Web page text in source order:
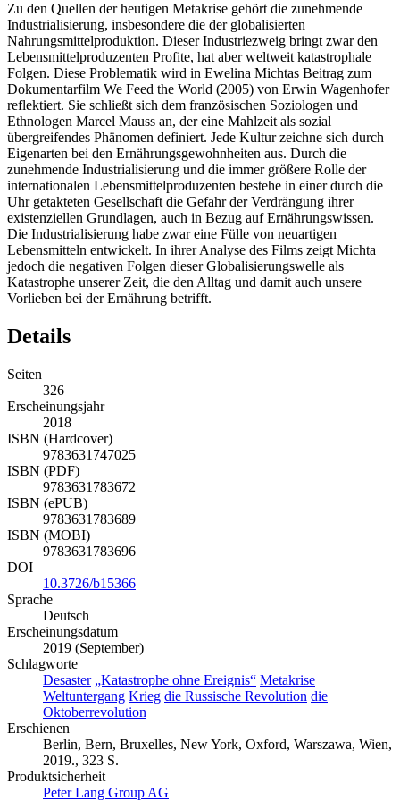
Zu den Quellen der heutigen Metakrise gehört die zunehmende
Industrialisierung, insbesondere die der globalisierten
Nahrungsmittelproduktion. Dieser Industriezweig bringt zwar den
Lebensmittelproduzenten Profite, hat aber weltweit katastrophale
Folgen. Diese Problematik wird in Ewelina Michtas Beitrag zum
Dokumentarfilm We Feed the World (2005) von Erwin Wagenhofer
reflektiert. Sie schließt sich dem französischen Soziologen und
Ethnologen Marcel Mauss an, der eine Mahlzeit als sozial
übergreifendes Phänomen definiert. Jede Kultur zeichne sich durch
Eigenarten bei den Ernährungsgewohnheiten aus. Durch die
zunehmende Industrialisierung und die immer größere Rolle der
internationalen Lebensmittelproduzenten bestehe in einer durch die
Uhr getakteten Gesellschaft die Gefahr der Verdrängung ihrer
existenziellen Grundlagen, auch in Bezug auf Ernährungswissen.
Die Industrialisierung habe zwar eine Fülle von neuartigen
Lebensmitteln entwickelt. In ihrer Analyse des Films zeigt Michta
jedoch die negativen Folgen dieser Globalisierungswelle als
Katastrophe unserer Zeit, die den Alltag und damit auch unsere
Vorlieben bei der Ernährung betrifft.
Details
Seiten
326
Erscheinungsjahr
2018
ISBN (Hardcover)
9783631747025
ISBN (PDF)
9783631783672
ISBN (ePUB)
9783631783689
ISBN (MOBI)
9783631783696
DOI
10.3726/b15366
Sprache
Deutsch
Erscheinungsdatum
2019 (September)
Schlagworte
Desaster „Katastrophe ohne Ereignis“ Metakrise
Weltuntergang Krieg die Russische Revolution die
Oktoberrevolution
Erschienen
Berlin, Bern, Bruxelles, New York, Oxford, Warszawa, Wien,
2019., 323 S.
Produktsicherheit
Peter Lang Group AG